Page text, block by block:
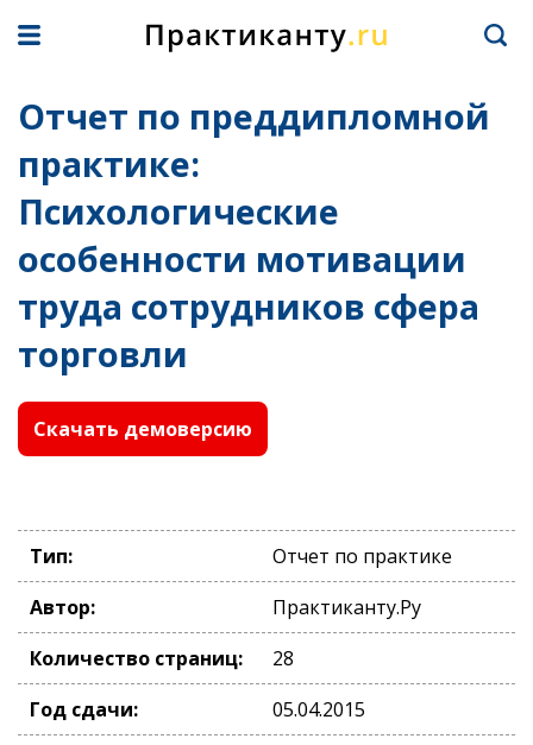
Отчет по преддипломной
практике:
Психологические
особенности мотивации
труда сотрудников сфера
торговли
Скачать демоверсию
Тип:
Отчет по практике
Автор:
Практиканту.Ру
Количество страниц:
28
Год сдачи:
05.04.2015